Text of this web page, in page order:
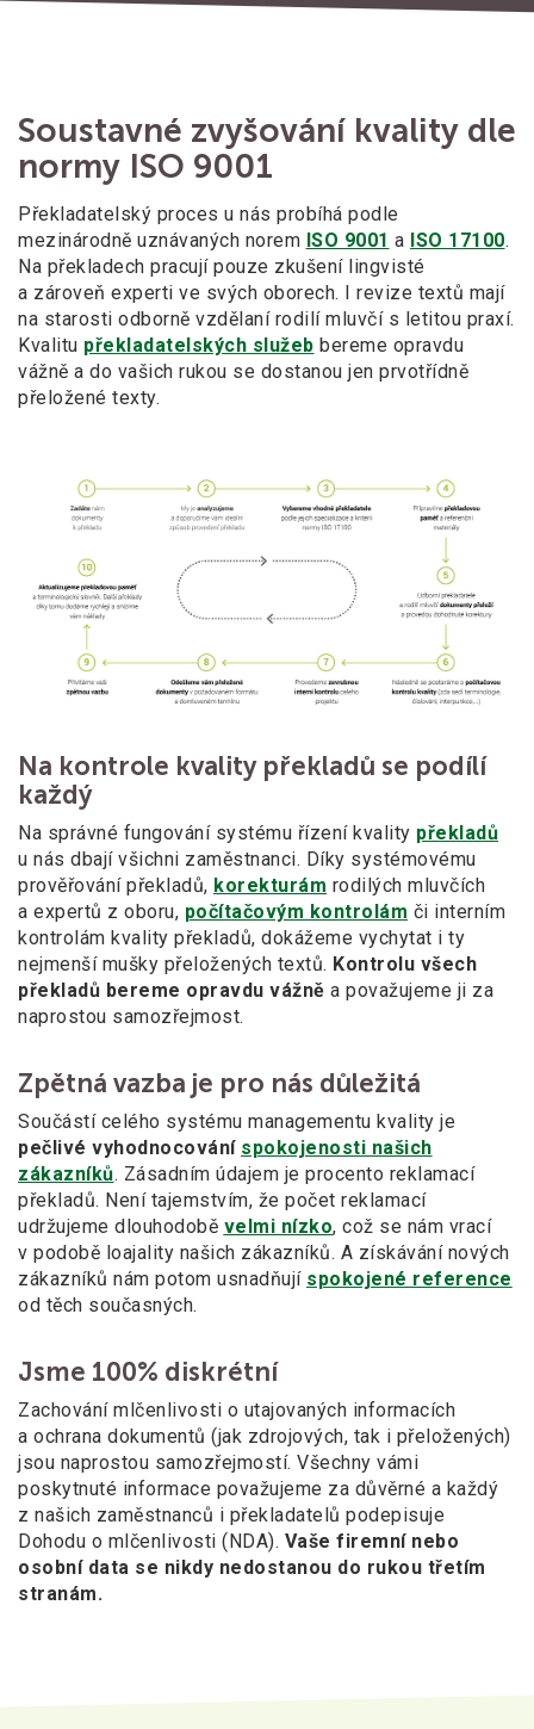
Soustavné zvyšování kvality dle
normy ISO 9001
Překladatelský proces u nás probíhá podle
mezinárodně uznávaných norem ISO 9001 a ISO 17100.
Na překladech pracují pouze zkušení lingvisté
a zároveň experti ve svých oborech. I revize textů mají
na starosti odborně vzdělaní rodilí mluvčí s letitou praxí.
Kvalitu překladatelských služeb bereme opravdu
vážně a do vašich rukou se dostanou jen prvotřídně
přeložené texty.
Na kontrole kvality překladů se podílí
každý
Na správné fungování systému řízení kvality překladů
u nás dbají všichni zaměstnanci. Díky systémovému
prověřování překladů, korekturám rodilých mluvčích
a expertů z oboru, počítačovým kontrolám či interním
kontrolám kvality překladů, dokážeme vychytat i ty
nejmenší mušky přeložených textů. Kontrolu všech
překladů bereme opravdu vážně a považujeme ji za
naprostou samozřejmost.
Zpětná vazba je pro nás důležitá
Součástí celého systému managementu kvality je
pečlivé vyhodnocování spokojenosti našich
zákazníků. Zásadním údajem je procento reklamací
překladů. Není tajemstvím, že počet reklamací
udržujeme dlouhodobě velmi nízko, což se nám vrací
v podobě loajality našich zákazníků. A získávání nových
zákazníků nám potom usnadňují spokojené reference
od těch současných.
Jsme 100% diskrétní
Zachování mlčenlivosti o utajovaných informacích
a ochrana dokumentů (jak zdrojových, tak i přeložených)
jsou naprostou samozřejmostí. Všechny vámi
poskytnuté informace považujeme za důvěrné a každý
z našich zaměstnanců i překladatelů podepisuje
Dohodu o mlčenlivosti (NDA). Vaše firemní nebo
osobní data se nikdy nedostanou do rukou třetím
stranám.